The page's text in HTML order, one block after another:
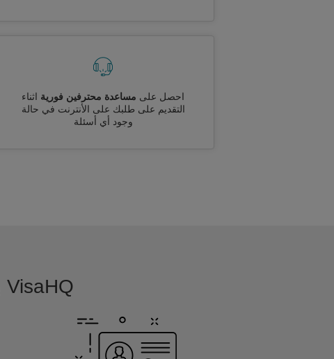
احصل على مساعدة محترفين فورية اثناء
التقديم على طلبك على الأنترنت في حالة
وجود أي أسئلة
VisaHQ بسيطة, بديهية و مفصلة خصيصا للمسافرين